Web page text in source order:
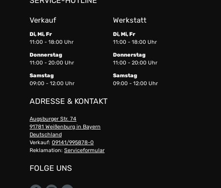
Verkauf Werkstatt
Di, Mi, Fr
11:00 - 18:00 Uhr
Di, Mi, Fr
11:00 - 18:00 Uhr
Donnerstag
11:00 - 20:00 Uhr
Donnerstag
11:00 - 20:00 Uhr
Samstag
09:00 - 12:00 Uhr
Samstag
09:00 - 12:00 Uhr
ADRESSE & KONTAKT
Augsburger Str. 74
91781 Weißenburg in Bayern
Deutschland
Verkauf: 09141/995878-0
Reklamation: Serviceformular
FOLGE UNS